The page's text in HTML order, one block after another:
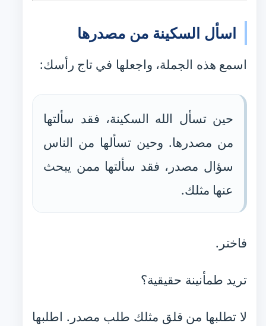
اسأل السكينة من مصدرها
اسمع هذه الجملة، واجعلها في تاج رأسك:
حين تسأل الله السكينة، فقد سألتها
من مصدرها. وحين تسألها من الناس
سؤال مصدر، فقد سألتها ممن يبحث
عنها مثلك.
فاختر.
تريد طمأنينة حقيقية؟
لا تطلبها من قلق مثلك طلب مصدر. اطلبها